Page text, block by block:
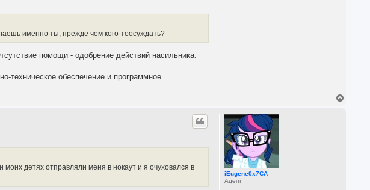
именно ты, прежде чем кого-тоосуждать?
помощи - одобрение действий насильника.
техническое обеспечение и программное
iEugene0x7CA
Адепт
детях отправляли меня в нокаут и я очуховался в